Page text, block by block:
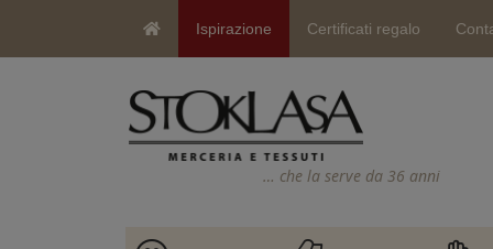
Ispirazione Certificati regalo
… che la serve da 36 anni